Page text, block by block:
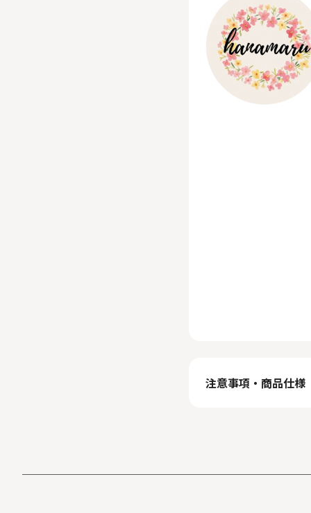
注意事項・商品仕様